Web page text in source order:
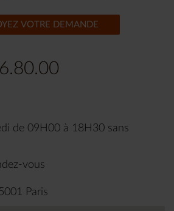
VOTRE DEMANDE
de 09H00 à 18H30 sans
vous
Paris